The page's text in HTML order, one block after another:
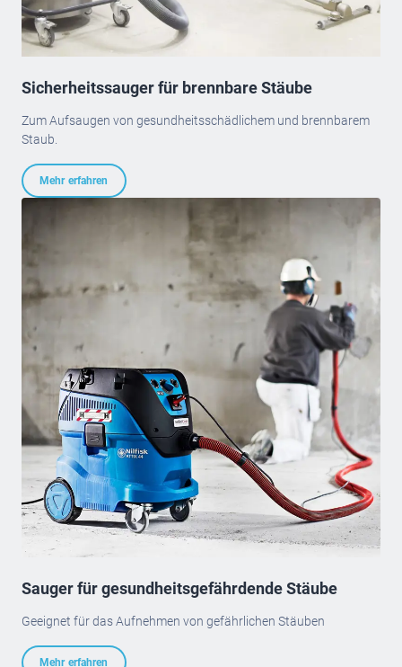
Sicherheitssauger für brennbare Stäube
Zum Aufsaugen von gesundheitsschädlichem und brennbarem
Staub.
Mehr erfahren
Sauger für gesundheitsgefährdende Stäube
Geeignet für das Aufnehmen von gefährlichen Stäuben
Mehr erfahren